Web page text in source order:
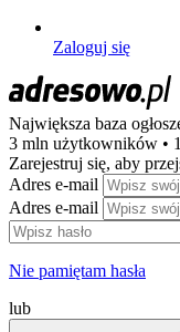
Zaloguj się
Największa baza
3 mln użytkowników •
Zarejestruj się, aby
Adres e-mail
Adres e-mail
Nie pamiętam hasła
lub